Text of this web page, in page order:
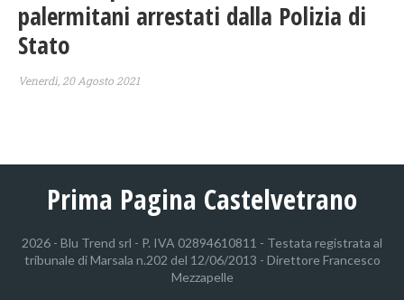
palermitani arrestati dalla Polizia di
Stato
Venerdì, 20 Agosto 2021
Prima Pagina Castelvetrano
2026 - Blu Trend srl - P. IVA 02894610811 - Testata registrata al
tribunale di Marsala n.202 del 12/06/2013 - Direttore Francesco
Mezzapelle